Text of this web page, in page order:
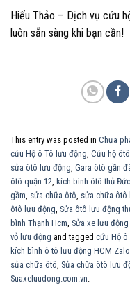
Hiếu Thảo – Dịch vụ cứu
luôn sẵn sàng khi bạn cần!
This entry was posted in Chưa
cứu Hộ ô Tô lưu động, Cứu hộ ôtô
sửa ôtô lưu động, Gara ôtô gần
ôtô quận 12, kích bình ôtô thủ Đức
gầm, sửa chữa ôtô, sửa chữa ôtô
ôtô lưu động, Sửa ôtô lưu động
bình Thạnh Hcm, Sửa xe lưu
vỏ lưu động and tagged cứu Hộ ô
kích bình ô tô lưu động HCM Zalo
sửa chữa ôtô, Sửa chữa ôtô lưu
Suaxeluudong.com.vn.